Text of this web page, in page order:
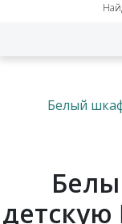
Белый